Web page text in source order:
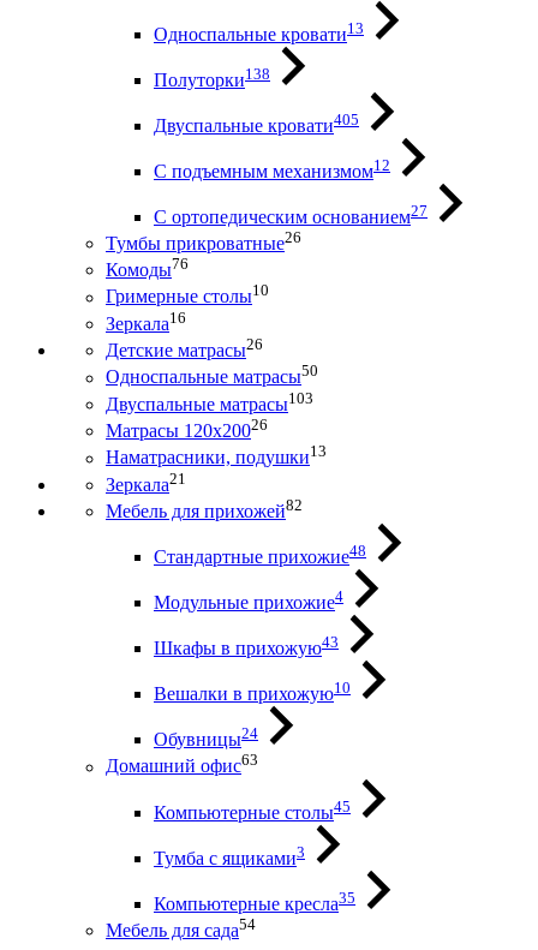
Односпальные кровати13
Полуторки138
Двуспальные кровати405
С подъемным механизмом12
С ортопедическим основанием27
Тумбы прикроватные26
Комоды76
Гримерные столы10
Зеркала16
Детские матрасы26
Односпальные матрасы50
Двуспальные матрасы103
Матрасы 120х20026
Наматрасники, подушки13
Зеркала21
Мебель для прихожей82
Стандартные прихожие48
Модульные прихожие4
Шкафы в прихожую43
Вешалки в прихожую10
Обувницы24
Домашний офис63
Компьютерные столы45
Тумба с ящиками3
Компьютерные кресла35
Мебель для сада54